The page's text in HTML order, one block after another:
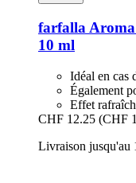
farfalla
10 ml
Idéal en cas
Également
Effet
CHF 12.25 (CHF
Livraison jusqu'au